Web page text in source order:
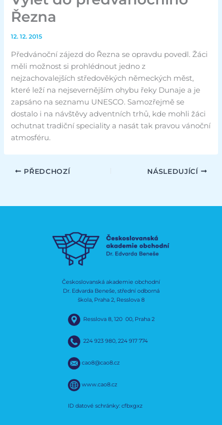
Řezna
12. 12. 2015
Předvánoční zájezd do Řezna se opravdu povedl. Žáci
měli možnost si prohlédnout jedno z
nejzachovalejších středověkých německých měst,
které leží na nejsevernějším ohybu řeky Dunaje a je
zapsáno na seznamu UNESCO. Samozřejmě se
dostalo i na návštěvy adventních trhů, kde mohli žáci
ochutnat tradiční speciality a nasát tak pravou vánoční
atmosféru.
PŘEDCHOZÍ NÁSLEDUJÍCÍ
Českoslovanská akademie obchodní
Dr. Edvarda Beneše, střední odborná
škola, Praha 2, Resslova 8
Resslova 8, 120 00, Praha 2
224 923 980, 224 917 774
cao8@cao8.cz
www.cao8.cz
ID datové schránky: cfbxgxz